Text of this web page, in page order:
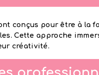
conçus pour être à la
Cette approche
créativité.